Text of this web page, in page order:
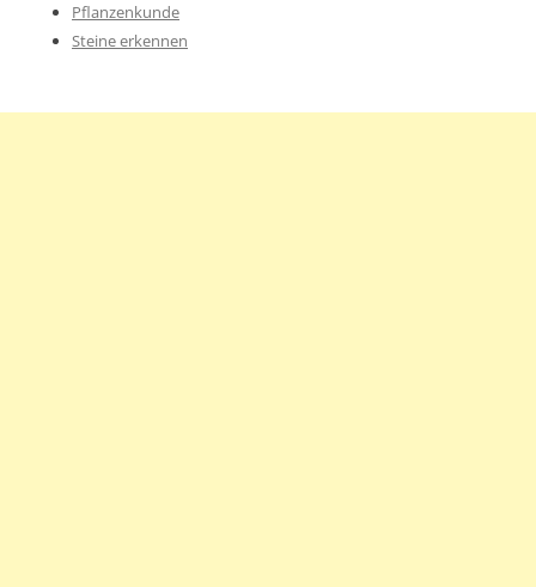
Pflanzenkunde
Steine erkennen